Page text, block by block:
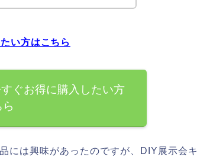
い方はこちら
ぐお得に購入したい方
には興味があったのですが、DIY展示会キ